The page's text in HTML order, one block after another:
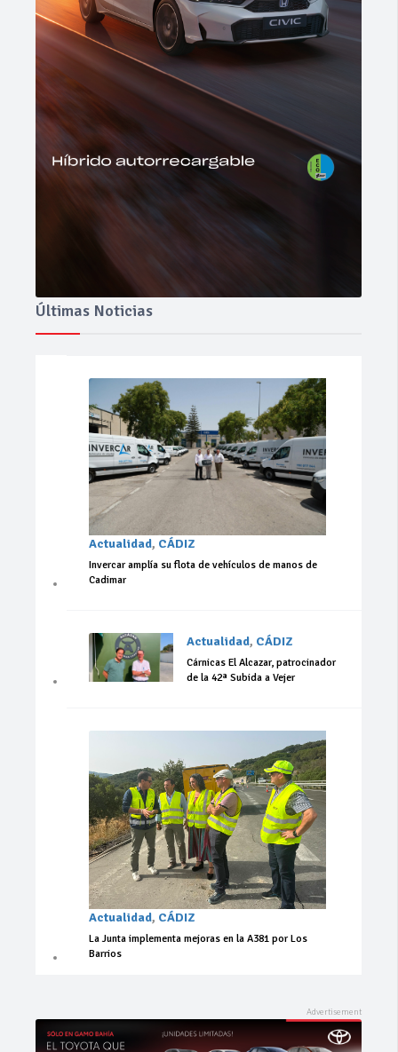
Últimas Noticias
Actualidad, CÁDIZ
Invercar amplía su flota de vehículos de manos de
Cadimar
Actualidad, CÁDIZ
Cárnicas El Alcazar, patrocinador
de la 42ª Subida a Vejer
Actualidad, CÁDIZ
La Junta implementa mejoras en la A381 por Los
Barrios